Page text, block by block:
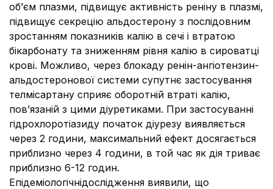
об’єм плазми, підвищує активність реніну в плазмі,
підвищує секрецію альдостерону з послідовним
зростанням показників калію в сечі і втратою
бікарбонату та зниженням рівня калію в сироватці
крові. Можливо, через блокаду ренін-ангіотензин-
альдостеронової системи супутнє застосування
телміcартану сприяє оборотній втраті калію,
пов’язаній з цими діуретиками. При застосуванні
гідрохлоротіазиду початок діурезу виявляється
через 2 години, максимальний ефект досягається
приблизно через 4 години, в той час як дія триває
приблизно 6-12 годин.
Епідеміологічнідослідження виявили, що